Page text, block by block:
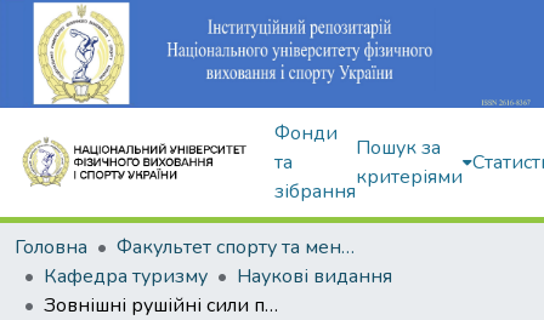
Фонди
та
зібрання
Пошук за
критеріями
Головна
Факультет спорту та менеджменту
Кафедра туризму
Наукові видання
Зовнішні рушійні сили професійного розвитку фахівців туристичної індустрії